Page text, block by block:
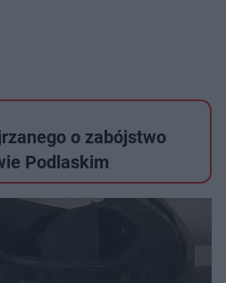
o zabójstwo
Podlaskim